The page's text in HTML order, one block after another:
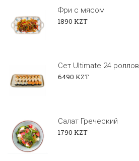
Фри с мясом
1890 KZT
Сет Ultimate 24 роллов
6490 KZT
Салат Греческий
1790 KZT